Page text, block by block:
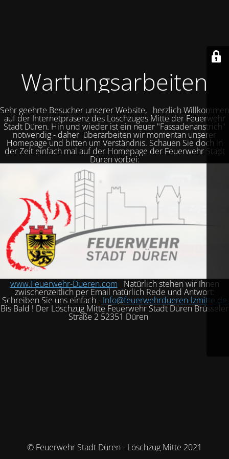
Wartungsarbeiten
Sehr geehrte Besucher unserer Website, herzlich Willkommen
auf der Internetpräsenz des Löschzuges Mitte der Feuerwehr
Stadt Düren. Hin und wieder ist ein neuer "Fassadenanstrich"
notwendig - daher überarbeiten wir momentan unserer
Homepage und bitten um Verständnis. Schauen Sie doch in
der Zeit einfach mal auf der Homepage der Feuerwehr Stadt
Düren vorbei:
www.Feuerwehr-Dueren.com Natürlich stehen wir Ihnen
zwischenzeitlich per Email natürlich Rede und Antwort:
Schreiben Sie uns einfach - Info@feuerwehrdueren-lzmitte.de
Bis Bald ! Der Löschzug Mitte Feuerwehr Stadt Düren Brüsseler
Straße 2 52351 Düren
© Feuerwehr Stadt Düren - Löschzug Mitte 2021